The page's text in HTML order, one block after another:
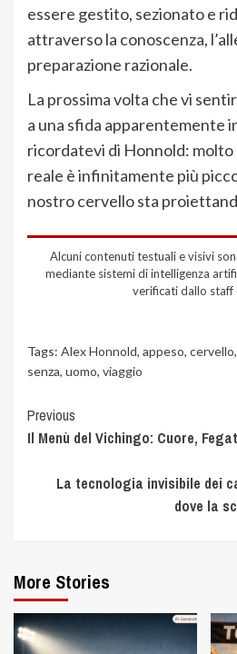
essere gestito, sezionato e
attraverso la conoscenza,
preparazione razionale.
La prossima volta che vi
a una sfida apparentemente
ricordatevi di Honnold: molto
reale è infinitamente più
nostro cervello sta
Alcuni contenuti testuali e visivi
mediante sistemi di intelligenza
verificati dallo staff
Tags: Alex Honnold, appeso, cervello,
senza, uomo, viaggio
Previous
Il Menù del Vichingo: Cuore,
La tecnologia invisibile dei
dove la
More Stories